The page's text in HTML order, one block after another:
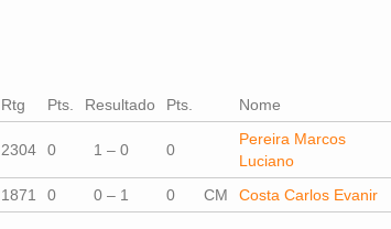
Rtg Pts. Resultado Pts. Nome
2304 0 1 – 0 0
Pereira Marcos
Luciano
1871 0 0 – 1 0 CM Costa Carlos Evanir